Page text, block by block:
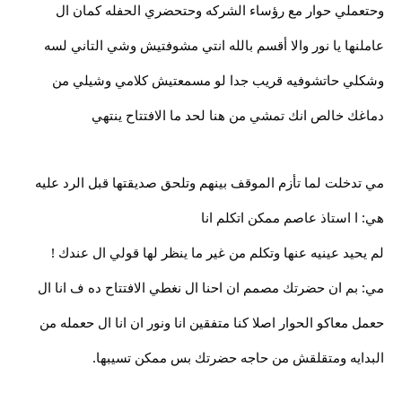
وحتعملي حوار مع رؤساء الشركه وحتحضري الحفله كمان ال
عاملنها يا نور والا أقسم بالله انتي مشوفتيش وشي التاني لسه
وشكلي حاتشوفيه قريب جدا لو مسمعتيش كلامي وشيلي من
دماغك خالص انك تمشي من هنا لحد ما الافتتاح ينتهي
مي تدخلت لما تأزم الموقف بينهم وتلحق صديقتها قبل الرد عليه
هي: ا استاذ عاصم ممكن اتكلم انا
لم يحيد عينيه عنها وتكلم من غير ما ينظر لها قولي ال عندك !
مي: بم ان حضرتك مصمم ان احنا ال نغطي الافتتاح ده ف انا ال
حعمل معاكو الحوار اصلا كنا متفقين انا ونور ان انا ال حعمله من
البدايه ومتقلقش من حاجه حضرتك بس ممكن تسيبها.